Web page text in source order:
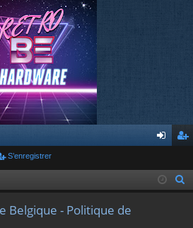
ne nr
S’enregistrer
Belgique - Politique de